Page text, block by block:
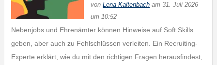
vonLena Kaltenbach am 31. Juli 2026
um 10:52
Nebenjobs und Ehrenämter können Hinweise auf Soft Skills
geben, aber auch zu Fehlschlüssen verleiten. Ein Recruiting-
Experte erklärt, wie du mit den richtigen Fragen herausfindest,